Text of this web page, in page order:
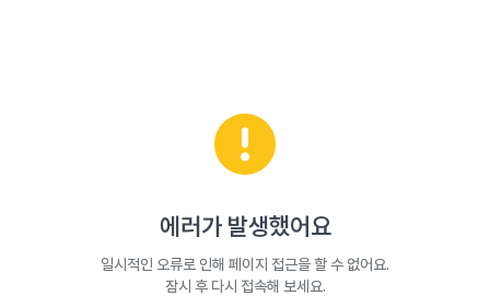
에러가 발생했어요
일시적인 오류로 인해 페이지 접근을 할 수 없어요.
잠시 후 다시 접속해 보세요.